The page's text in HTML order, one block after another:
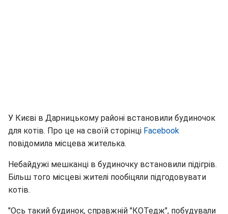
У Києві в Дарницькому районі встановили будиночок
для котів. Про це на своїй сторінці Facebook
повідомила місцева жителька.
Небайдужі мешканці в будиночку встановили підігрів.
Більш того місцеві жителі пообіцяли підгодовувати
котів.
"Ось такий будинок, справжній "КОТедж", побудували